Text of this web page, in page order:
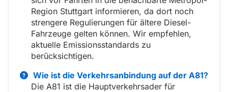
Region Stuttgart informieren, da dort noch
strengere Regulierungen für ältere Diesel-
Fahrzeuge gelten können. Wir empfehlen,
aktuelle Emissionsstandards zu
berücksichtigen.
Wie ist die Verkehrsanbindung auf der A81?
Die A81 ist die Hauptverkehrsader für